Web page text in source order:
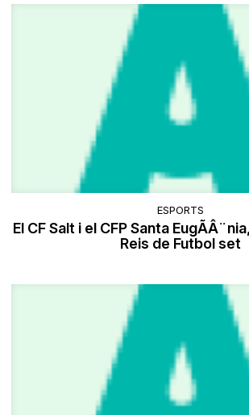
ESPORTS
El CF Salt i el CFP Santa
Reis de Futbol set